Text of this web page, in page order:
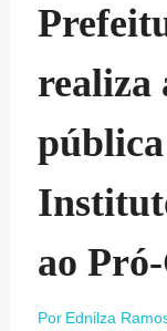
realiza
pública
ao
Por Ednilza